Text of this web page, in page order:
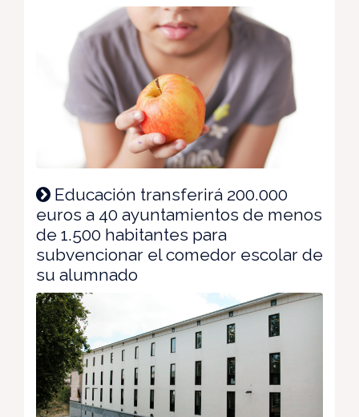
Educación transferirá 200.000
euros a 40 ayuntamientos de menos
de 1.500 habitantes para
subvencionar el comedor escolar de
su alumnado